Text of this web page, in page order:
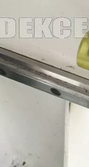
ISO30
X, eje de Y
Interruptor
estante
Software
Software
0 - 45